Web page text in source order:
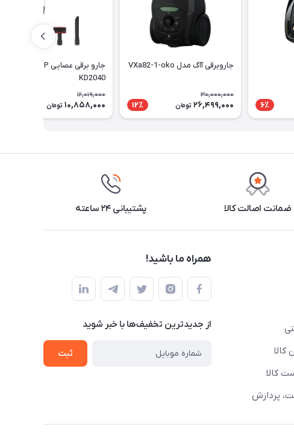
6٪
جاروبرقی آاگ مدل VXa82-1-oko
30,000,000
26,499,000 تومان 12٪
KD2040
12,019,000
10,858,000 تومان
ضمانت اصالت کالا پشتیبانی ۲۴ ساعته
کالا
کالا
پردازش
همراه ما باشید!
از جدید‌ترین تخفیف‌ها با‌ خبر شوید
ثبت